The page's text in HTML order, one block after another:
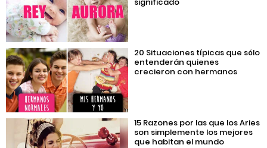
20 Situaciones típicas que sólo
entenderán quienes
crecieron con hermanos
15 Razones por las que los Aries
son simplemente los mejores
que habitan el mundo